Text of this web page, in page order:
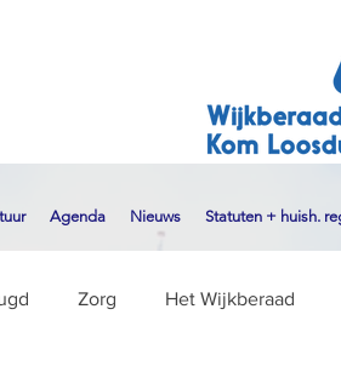
Agenda Nieuws Statuten + huish.
Zorg Het Wijkberaad